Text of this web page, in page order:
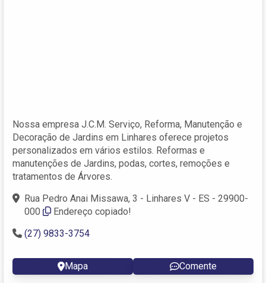
Nossa empresa J.C.M. Serviço, Reforma, Manutenção e
Decoração de Jardins em Linhares oferece projetos
personalizados em vários estilos. Reformas e
manutenções de Jardins, podas, cortes, remoções e
tratamentos de Árvores.
Rua Pedro Anai Missawa, 3 - Linhares V - ES - 29900-
000
Endereço copiado!
(27) 9833-3754
Mapa Comente